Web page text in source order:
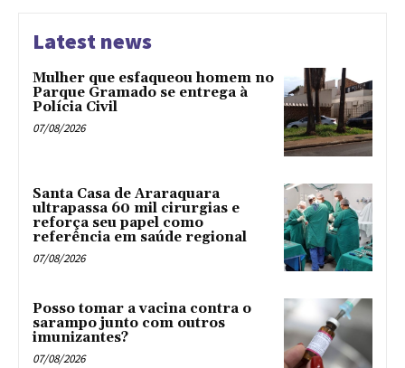
Latest news
Mulher que esfaqueou homem no
Parque Gramado se entrega à
Polícia Civil
07/08/2026
Santa Casa de Araraquara
ultrapassa 60 mil cirurgias e
reforça seu papel como
referência em saúde regional
07/08/2026
Posso tomar a vacina contra o
sarampo junto com outros
imunizantes?
07/08/2026